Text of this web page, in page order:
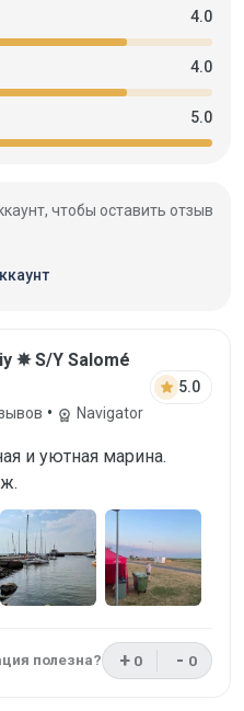
4.0
4.0
5.0
чтобы оставить отзыв
17 фев
✵ S/Y Salomé
• workspace_premium Navigator
star 5.0
и уютная марина.
полезна? +Отзыв был
0 - Отзыв
0